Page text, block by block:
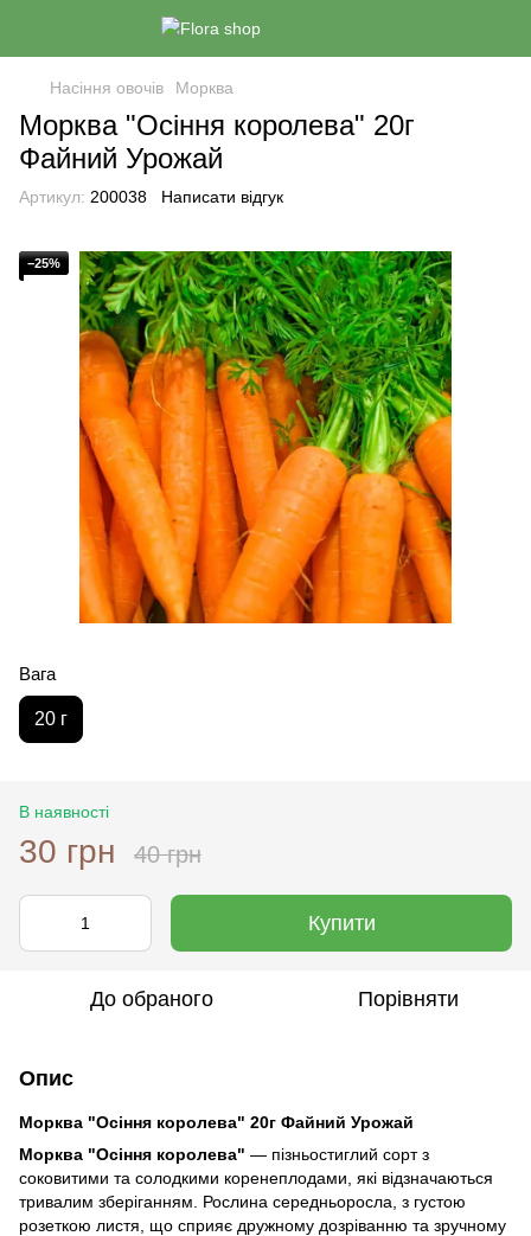
Насіння овочів Морква
Морква "Осіння королева" 20г
Файний Урожай
Артикул: 200038 Написати відгук
−25%
Вага
20 г
В наявності
30 грн 40 грн
Купити
До обраного Порівняти
Опис
Морква "Осіння королева" 20г Файний Урожай
Морква "Осіння королева" — пізньостиглий сорт з
соковитими та солодкими коренеплодами, які відзначаються
тривалим зберіганням. Рослина середньоросла, з густою
розеткою листя, що сприяє дружному дозріванню та зручному